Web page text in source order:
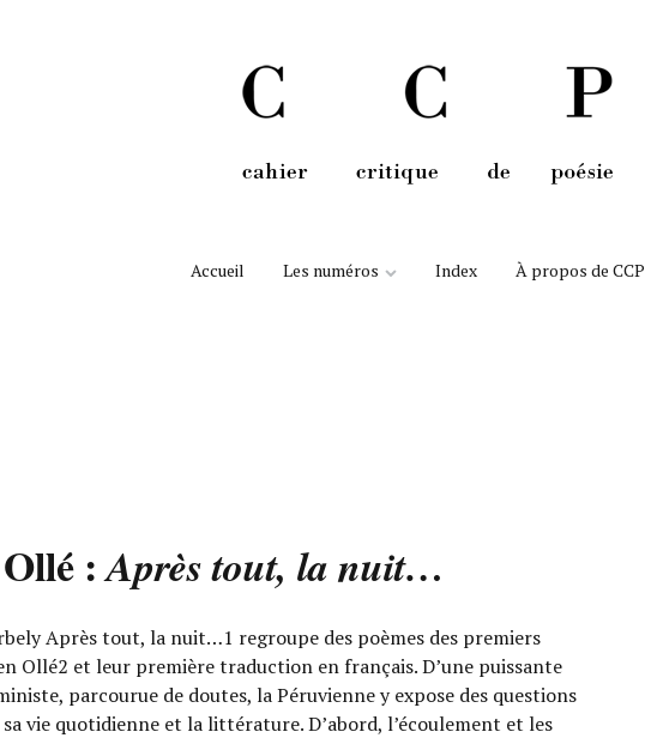
Aller au contenu
Accueil Les numéros Index À propos de CCP
:Après tout, la nuit…
Après tout, la nuit…1 regroupe des poèmes des premiers
Ollé2 et leur première traduction en français. D’une puissante
parcourue de doutes, la Péruvienne y expose des questions
vie quotidienne et la littérature. D’abord, l’écoulement et les